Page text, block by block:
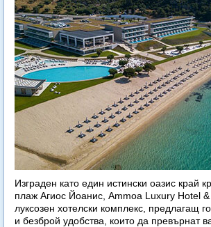
Изграден като един истински оазис край
плаж Агиос Йоанис, Ammoa Luxury Hotel
луксозен хотелски комплекс, предлагащ
и безброй удобства, които да превърнат